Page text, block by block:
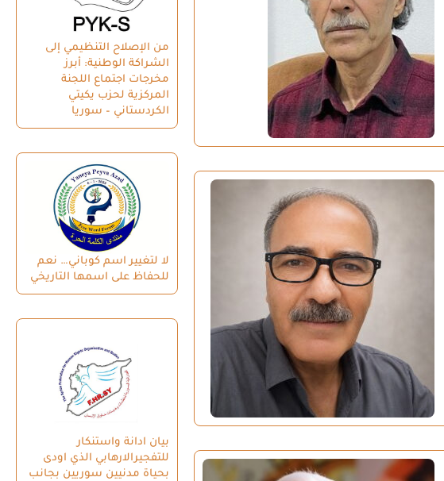
من الإصلاح التنظيمي إلى
الشراكة الوطنية: أبرز
مخرجات اجتماع اللجنة
المركزية لحزب يكيتي
الكردستاني – سوريا
لا لتغيير اسم كوباني… نعم
للحفاظ على اسمها التاريخي
بيان ادانة واستنكار
للتفجيرالارهابي الذي اودى
بحياة مدنيين سوريين بجانب